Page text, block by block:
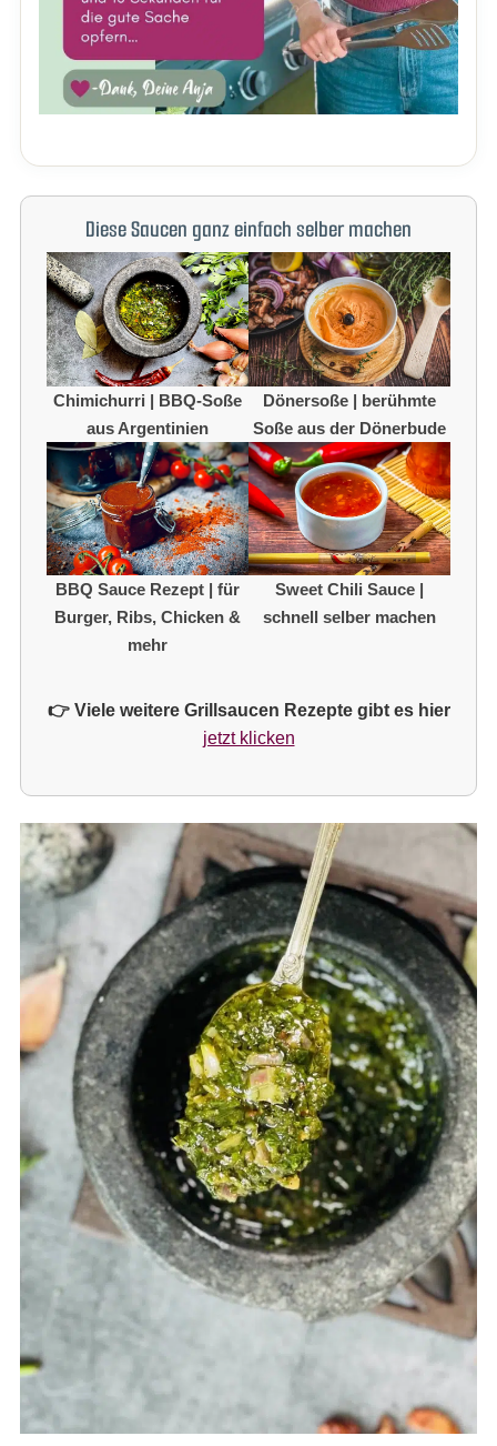
Diese Saucen ganz einfach selber machen
Chimichurri | BBQ-Soße
aus Argentinien
Dönersoße | berühmte
Soße aus der Dönerbude
BBQ Sauce Rezept | für
Burger, Ribs, Chicken &
mehr
Sweet Chili Sauce |
schnell selber machen
👉 Viele weitere Grillsaucen Rezepte gibt es hier
jetzt klicken